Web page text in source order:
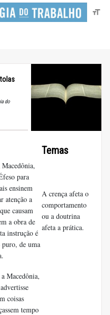
do
Temas
para
ensinem
atenção a
causam
a obra de
instrução é
puro, de uma
A crença afeta o
comportamento
ou a doutrina
afeta a prática.
Macedônia,
coisas
tempo